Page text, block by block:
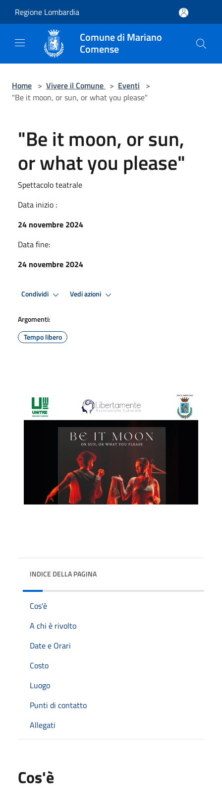
Regione Lombardia
Comune di Mariano
Comense
Home > Vivere il Comune > Eventi >
"Be it moon, or sun, or what you please"
"Be it moon, or sun,
or what you please"
Spettacolo teatrale
Data inizio :
24 novembre 2024
Data fine:
24 novembre 2024
Condividi Vedi azioni
Argomenti:
Tempo libero
INDICE DELLA PAGINA
Cos'è
A chi è rivolto
Date e Orari
Costo
Luogo
Punti di contatto
Allegati
Cos'è